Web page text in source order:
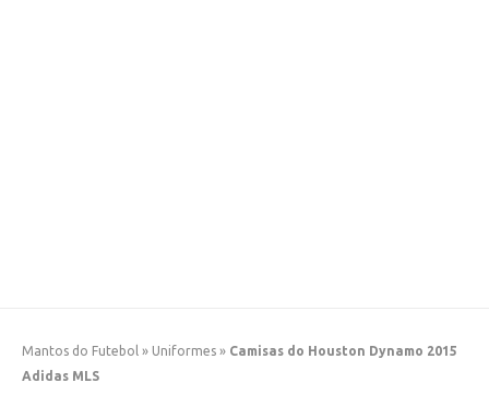
Mantos do Futebol » Uniformes » Camisas do Houston Dynamo 2015
Adidas MLS